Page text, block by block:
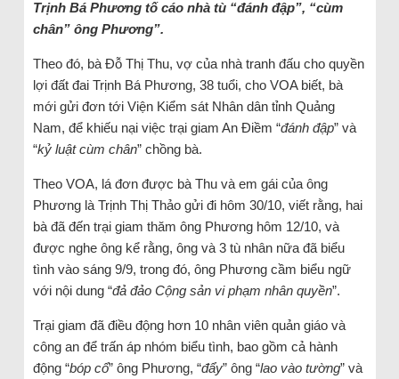
Trịnh Bá Phương tố cáo nhà tù “đánh đập”, “cùm
chân” ông Phương”.
Theo đó, bà Đỗ Thị Thu, vợ của nhà tranh đấu cho quyền
lợi đất đai Trịnh Bá Phương, 38 tuổi, cho VOA biết, bà
mới gửi đơn tới Viện Kiểm sát Nhân dân tỉnh Quảng
Nam, để khiếu nại việc trại giam An Điềm “đánh đập” và
“kỷ luật cùm chân” chồng bà.
Theo VOA, lá đơn được bà Thu và em gái của ông
Phương là Trịnh Thị Thảo gửi đi hôm 30/10, viết rằng, hai
bà đã đến trại giam thăm ông Phương hôm 12/10, và
được nghe ông kể rằng, ông và 3 tù nhân nữa đã biểu
tình vào sáng 9/9, trong đó, ông Phương cầm biểu ngữ
với nội dung “đả đảo Cộng sản vi phạm nhân quyền”.
Trại giam đã điều động hơn 10 nhân viên quản giáo và
công an để trấn áp nhóm biểu tình, bao gồm cả hành
động “bóp cổ” ông Phương, “đẩy” ông “lao vào tường” và